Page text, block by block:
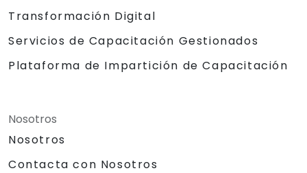
Transformación Digital
Servicios de Capacitación Gestionados
Plataforma de Impartición de Capacitación
Nosotros
Nosotros
Contacta con Nosotros